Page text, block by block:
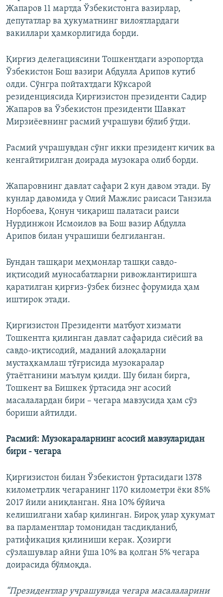
Жапаров 11 мартда Ўзбекистонга вазирлар,
депутатлар ва ҳукуматнинг вилоятлардаги
вакиллари ҳамкорлигида борди.
Қирғиз делегациясини Тошкентдаги аэропортда
Ўзбекистон Бош вазири Абдулла Арипов кутиб
олди. Сўнгра пойтахтдаги Кўксарой
резиденциясида Қирғизистон президенти Садир
Жапаров ва Ўзбекистон президенти Шавкат
Мирзиёевнинг расмий учрашуви бўлиб ўтди.
Расмий учрашувдан сўнг икки президент кичик ва
кенгайтирилган доирада музокара олиб борди.
Жапаровнинг давлат сафари 2 кун давом этади. Бу
кунлар давомида у Олий Мажлис раисаси Танзила
Норбоева, Қонун чиқариш палатаси раиси
Нурдинжон Исмоилов ва Бош вазир Абдулла
Арипов билан учрашиши белгиланган.
Бундан ташқари меҳмонлар ташқи савдо-
иқтисодий муносабатларни ривожлантиришга
қаратилган қирғиз-ўзбек бизнес форумида ҳам
иштирок этади.
Қирғизистон Президенти матбуот хизмати
Тошкентга қилинган давлат сафарида сиёсий ва
савдо-иқтисодий, маданий алоқаларни
мустаҳкамлаш тўғрисида музокаралар
ўтаётганини маълум қилди. Шу билан бирга,
Тошкент ва Бишкек ўртасида энг асосий
масалалардан бири – чегара мавзусида ҳам сўз
бориши айтилди.
Расмий: Музокараларнинг асосий мавзуларидан
бири - чегара
Қирғизистон билан Ўзбекистон ўртасидаги 1378
километрлик чегаранинг 1170 километри ёки 85%
2017 йили аниқланган. Яна 10% бўйича
келишилгани хабар қилинган. Бироқ улар ҳукумат
ва парламентлар томонидан тасдиқланиб,
ратификация қилиниши керак. Ҳозирги
сўзлашувлар айни ўша 10% ва қолган 5% чегара
доирасида бўлмоқда.
“Президентлар учрашувида чегара масалаларини